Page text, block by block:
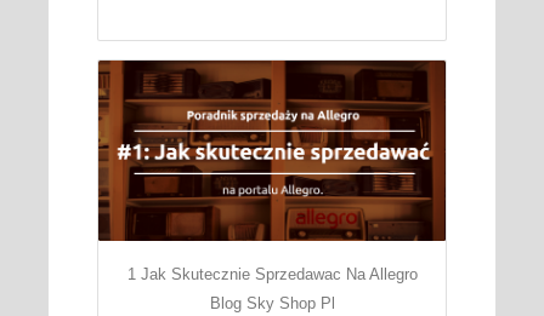
1 Jak Skutecznie Sprzedawac Na Allegro
Blog Sky Shop Pl